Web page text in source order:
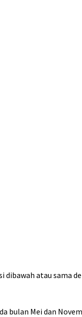
atau sama
bulan Mei dan